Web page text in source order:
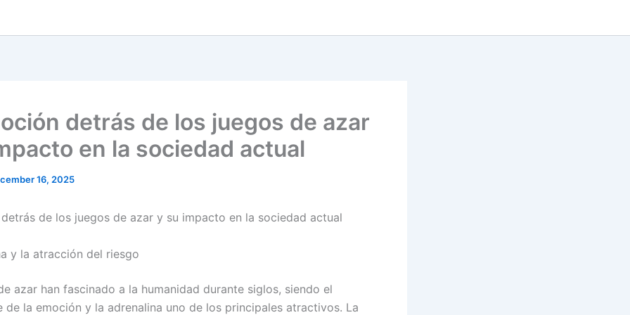
detrás de los juegos de azar
en la sociedad actual
16, 2025
de los juegos de azar y su impacto en la sociedad actual
y la atracción del riesgo
azar han fascinado a la humanidad durante siglos, siendo el
de la emoción y la adrenalina uno de los principales atractivos. La